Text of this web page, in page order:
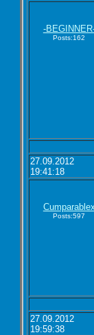
-
Posts:162
27.09.2012
19:41:18
Posts:597
27.09.2012
19:59:38